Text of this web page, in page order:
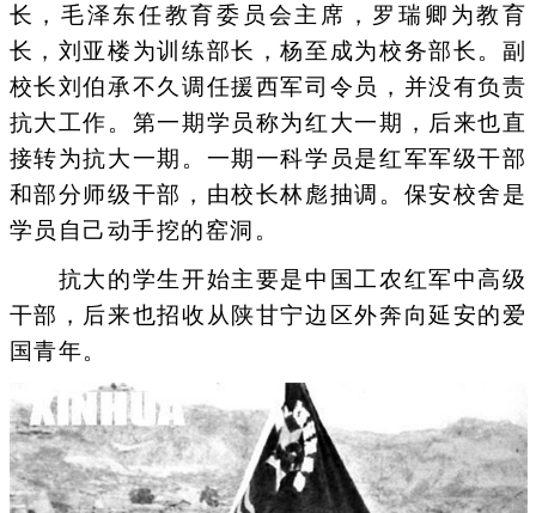
长，毛泽东任教育委员会主席，罗瑞卿为教育
长，刘亚楼为训练部长，杨至成为校务部长。副
校长刘伯承不久调任援西军司令员，并没有负责
抗大工作。第一期学员称为红大一期，后来也直
接转为抗大一期。一期一科学员是红军军级干部
和部分师级干部，由校长林彪抽调。保安校舍是
学员自己动手挖的窑洞。
抗大的学生开始主要是中国工农红军中高级
干部，后来也招收从陕甘宁边区外奔向延安的爱
国青年。